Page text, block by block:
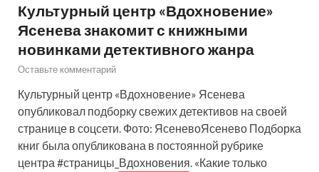
Культурный центр «Вдохновение»
Ясенева знакомит с книжными
новинками детективного жанра
Оставьте комментарий
Культурный центр «Вдохновение» Ясенева
опубликовал подборку свежих детективов на своей
странице в соцсети. Фото: ЯсеневоЯсенево Подборка
книг была опубликована в постоянной рубрике
центра #страницы_Вдохновения. «Какие только